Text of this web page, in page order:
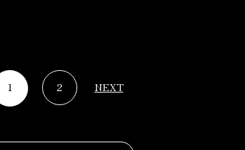
1 2 NEXT